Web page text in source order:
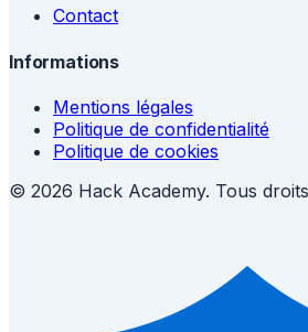
Contact
Informations
Mentions légales
Politique de confidentialité
Politique de cookies
© 2026 Hack Academy. Tous